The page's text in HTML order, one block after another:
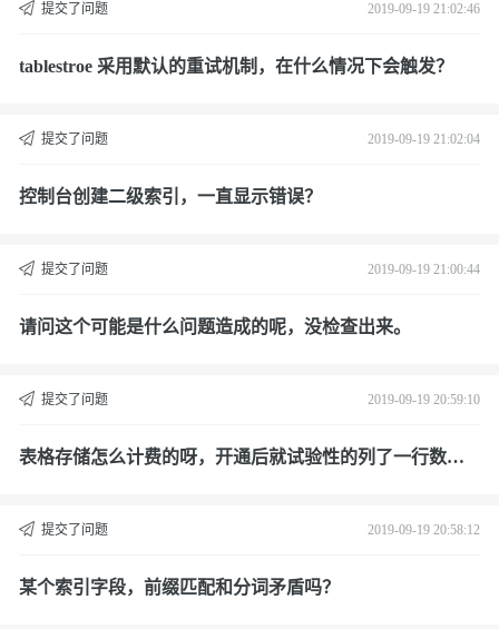
提交了问题 2019-09-19 21:02:46
tablestroe 采用默认的重试机制，在什么情况下会触发？
提交了问题 2019-09-19 21:02:04
控制台创建二级索引，一直显示错误？
提交了问题 2019-09-19 21:00:44
请问这个可能是什么问题造成的呢，没检查出来。
提交了问题 2019-09-19 20:59:10
表格存储怎么计费的呀，开通后就试验性的列了一行数
提交了问题 2019-09-19 20:58:12
某个索引字段，前缀匹配和分词矛盾吗？